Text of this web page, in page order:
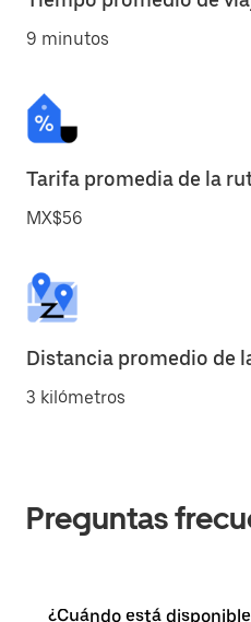
9 minutos
Tarifa promedia de la
MX$56
Distancia promedio de
3 kilómetros
Preguntas
¿Cuándo está